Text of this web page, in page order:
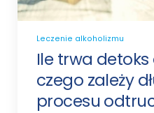
Leczenie alkoholizmu
Ile trwa
czego zależy
procesu